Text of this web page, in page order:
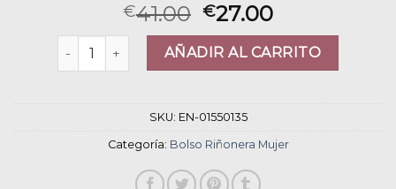
€41.00 €27.00
bolso riñonera mujer cantidadAÑADIR AL CARRITO
SKU: EN-01550135
Categoría: Bolso Riñonera Mujer